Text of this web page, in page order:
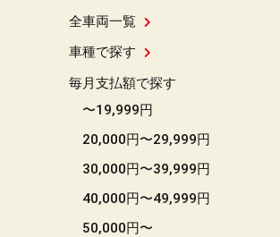
全車両一覧
車種で探す
毎月支払額で探す
〜19,999円
20,000円〜29,999円
30,000円〜39,999円
40,000円〜49,999円
50,000円〜